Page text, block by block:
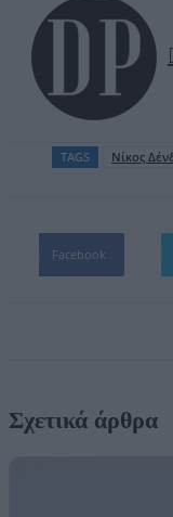
TAGS Νίκος
Facebook
Σχετικά άρθρα